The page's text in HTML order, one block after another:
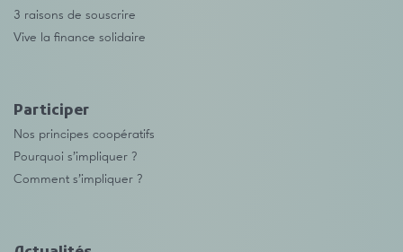
3 raisons de souscrire
Vive la finance solidaire
Participer
Nos principes coopératifs
Pourquoi s’impliquer ?
Comment s’impliquer ?